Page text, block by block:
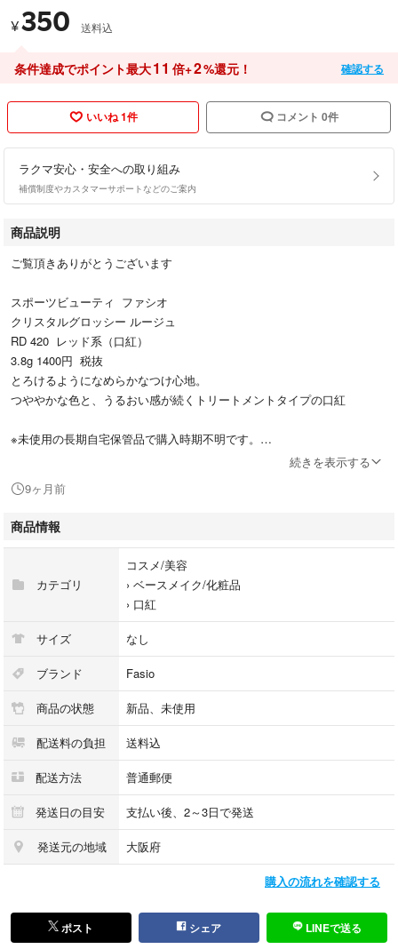
¥350 送料込
条件達成でポイント最大11 倍+2%還元！ 確認する
いいね 1件 コメント 0件
ラクマ安心・安全への取り組み
補償制度やカスタマーサポートなどのご案内
商品説明
ご覧頂きありがとうございます
スポーツビューティ ファシオ
クリスタルグロッシー ルージュ
RD 420 レッド系（口紅）
3.8g 1400円 税抜
とろけるようになめらかなつけ心地。
つややかな色と、うるおい感が続くトリートメントタイプの口紅
※未使用の長期自宅保管品で購入時期不明です。
続きを表示する
9ヶ月前
商品情報
カテゴリ
コスメ/美容
› ベースメイク/化粧品
› 口紅
サイズ なし
ブランド Fasio
商品の状態 新品、未使用
配送料の負担 送料込
配送方法 普通郵便
発送日の目安 支払い後、2～3日で発送
発送元の地域 大阪府
購入の流れを確認する
ポスト シェア LINEで送る